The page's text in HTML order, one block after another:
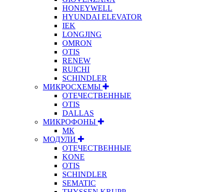
HONEYWELL
HYUNDAI ELEVATOR
IEK
LONGJING
OMRON
OTIS
RENEW
RUICHI
SCHINDLER
МИКРОСХЕМЫ
ОТЕЧЕСТВЕННЫЕ
OTIS
DALLAS
МИКРОФОНЫ
МК
МОДУЛИ
ОТЕЧЕСТВЕННЫЕ
KONE
OTIS
SCHINDLER
SEMATIC